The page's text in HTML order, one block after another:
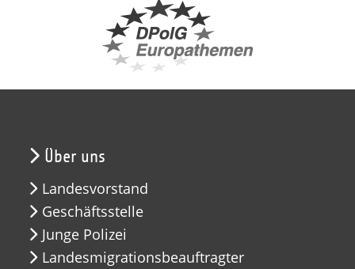
Über uns
Landesvorstand
Geschäftsstelle
Junge Polizei
Landesmigrationsbeauftragter